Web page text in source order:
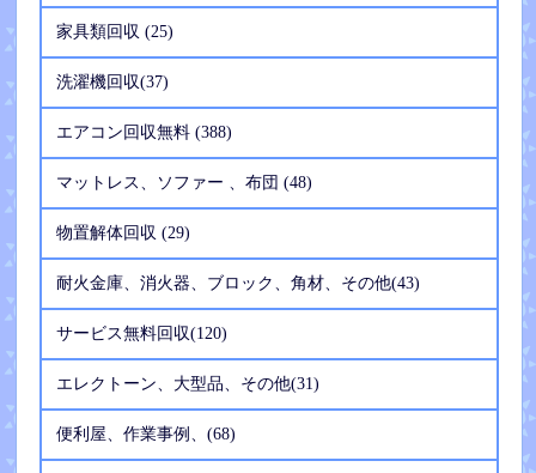
家具類回収 (25)
洗濯機回収(37)
エアコン回収無料 (388)
マットレス、ソファー 、布団 (48)
物置解体回収 (29)
耐火金庫、消火器、ブロック、角材、その他(43)
サービス無料回収(120)
エレクトーン、大型品、その他(31)
便利屋、作業事例、(68)